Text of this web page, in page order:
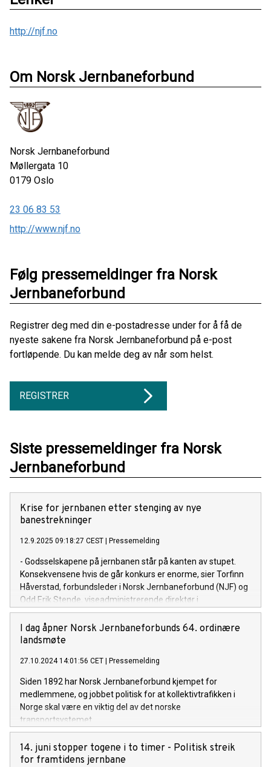
http://njf.no
Om Norsk Jernbaneforbund
Norsk Jernbaneforbund
Møllergata 10
0179 Oslo
23 06 83 53
http://www.njf.no
Følg pressemeldinger fra Norsk
Jernbaneforbund
Registrer deg med din e-postadresse under for å få de
nyeste sakene fra Norsk Jernbaneforbund på e-post
fortløpende. Du kan melde deg av når som helst.
REGISTRER
Siste pressemeldinger fra Norsk
Jernbaneforbund
Krise for jernbanen etter stenging av nye
banestrekninger
12.9.2025 09:18:27 CEST | Pressemelding
- Godsselskapene på jernbanen står på kanten av stupet.
Konsekvensene hvis de går konkurs er enorme, sier Torfinn
Håverstad, forbundsleder i Norsk Jernbaneforbund (NJF) og
Odd Erik Stende, viseadministrerende direktør i
Arbeidsgiverforeningen Spekter.
I dag åpner Norsk Jernbaneforbunds 64. ordinære
landsmøte
27.10.2024 14:01:56 CET | Pressemelding
Siden 1892 har Norsk Jernbaneforbund kjempet for
medlemmene, og jobbet politisk for at kollektivtrafikken i
Norge skal være en viktig del av det norske
transportsystemet.
14. juni stopper togene i to timer - Politisk streik
for framtidens jernbane